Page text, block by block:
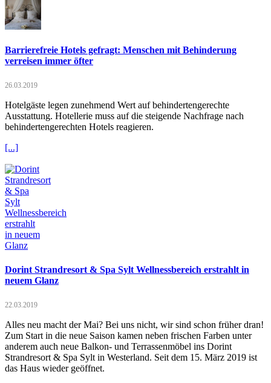
Barrierefreie Hotels gefragt: Menschen mit Behinderung
verreisen immer öfter
26.03.2019
Hotelgäste legen zunehmend Wert auf behindertengerechte
Ausstattung. Hotellerie muss auf die steigende Nachfrage nach
behindertengerechten Hotels reagieren.
[...]
Dorint Strandresort & Spa Sylt Wellnessbereich erstrahlt in
neuem Glanz
22.03.2019
Alles neu macht der Mai? Bei uns nicht, wir sind schon früher dran!
Zum Start in die neue Saison kamen neben frischen Farben unter
anderem auch neue Balkon- und Terrassenmöbel ins Dorint
Strandresort & Spa Sylt in Westerland. Seit dem 15. März 2019 ist
das Haus wieder geöffnet.